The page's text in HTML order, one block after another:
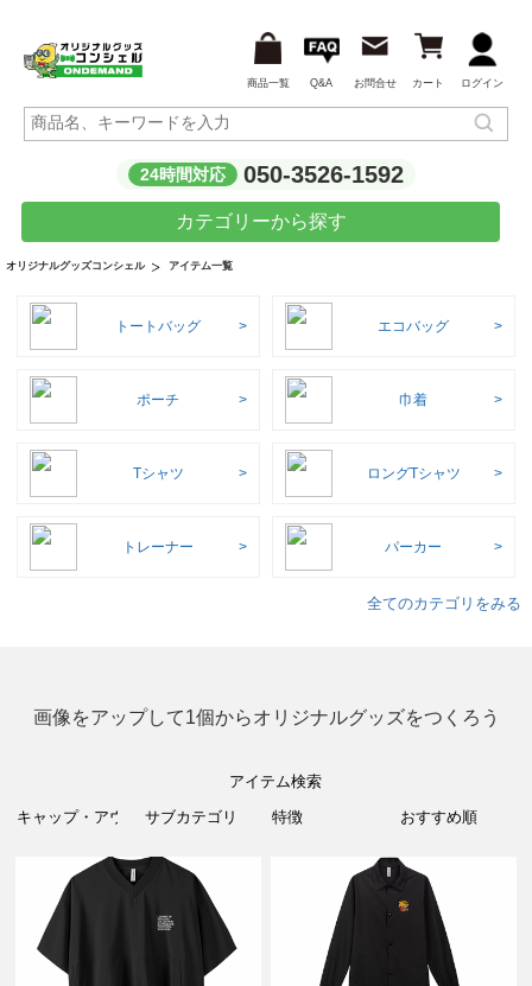
商品一覧 Q&A お問合せ カート ログイン
24時間対応 050-3526-1592
カテゴリーから探す
オリジナルグッズコンシェル アイテム一覧
トートバッグ エコバッグ
ポーチ 巾着
Tシャツ ロングTシャツ
トレーナー パーカー
全てのカテゴリをみる
画像をアップして1個からオリジナルグッズをつくろう
アイテム検索